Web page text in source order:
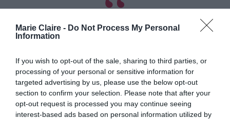
Marie Claire - Do Not Process My Personal
Information
If you wish to opt-out of the sale, sharing to third parties, or
processing of your personal or sensitive information for
targeted advertising by us, please use the below opt-out
section to confirm your selection. Please note that after your
opt-out request is processed you may continue seeing
interest-based ads based on personal information utilized by
Από τα 22 χρόνια του είχαν εντοπιστεί
βλάβες στη σπονδυλική στήλη, που του
προκαλούν μυϊκούς σπασμούς,
κάνουν να κουτσαίνει. « Δεν είναι
ξεκάθαρο τι τις πυροδότησε, αλλά
πολύ σύντομα αρρώστησα και
δυσκολευόμουν να περπατήσω» είχε
πει ο ίδιος σε μια συνέντευξή του το
2018.